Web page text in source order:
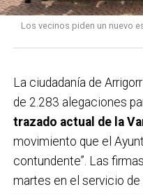
Los vecinos piden un nuevo
La ciudadanía de
de 2.283 alegaciones
trazado actual de la
movimiento que el
contundente”. Las
martes en el servicio de